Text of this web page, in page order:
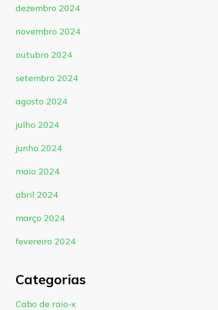
dezembro 2024
novembro 2024
outubro 2024
setembro 2024
agosto 2024
julho 2024
junho 2024
maio 2024
abril 2024
março 2024
fevereiro 2024
Categorias
Cabo de raio-x